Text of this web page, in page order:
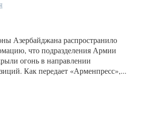
Азербайджана распространило
что подразделения Армии
огонь в направлении
Как передает «Арменпресс»,...